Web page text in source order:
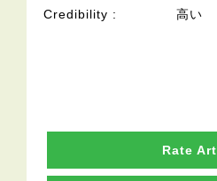
Credibility
高い
Rate